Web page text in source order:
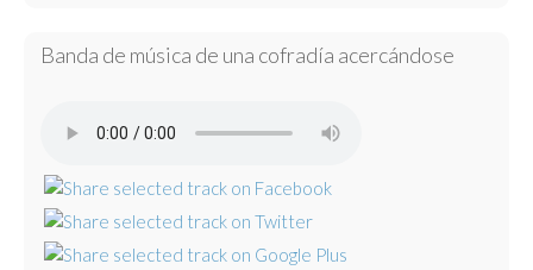
Banda de música de una cofradía acercándose